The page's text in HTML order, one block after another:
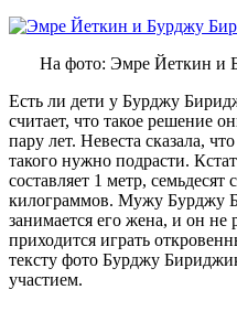
На фото: Эмре Йеткин и
Есть ли дети у Бурджу
считает, что такое решение
пару лет. Невеста сказала,
такого нужно подрасти.
составляет 1 метр,
килограммов. Мужу Бурджу
занимается его жена, и он не
приходится играть
тексту фото Бурджу
участием.